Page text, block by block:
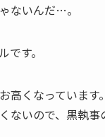
ないんだ…。
す。
高くなっています。
ないので、黒執